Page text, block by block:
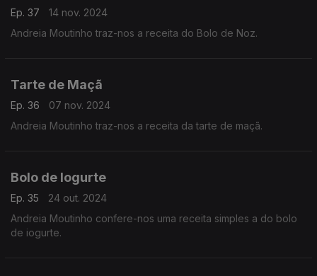
Ep. 37
14 nov. 2024
Andreia Moutinho traz-nos a receita do Bolo de Noz.
Tarte de Maçã
Ep. 36
07 nov. 2024
Andreia Moutinho traz-nos a receita da tarte de maçã.
Bolo de Iogurte
Ep. 35
24 out. 2024
Andreia Moutinho confere-nos uma receita simples a do bolo
de iogurte.